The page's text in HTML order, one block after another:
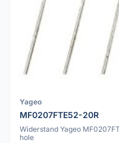
Yageo
MF0207FTE52-20R
Widerstand Yageo
hole